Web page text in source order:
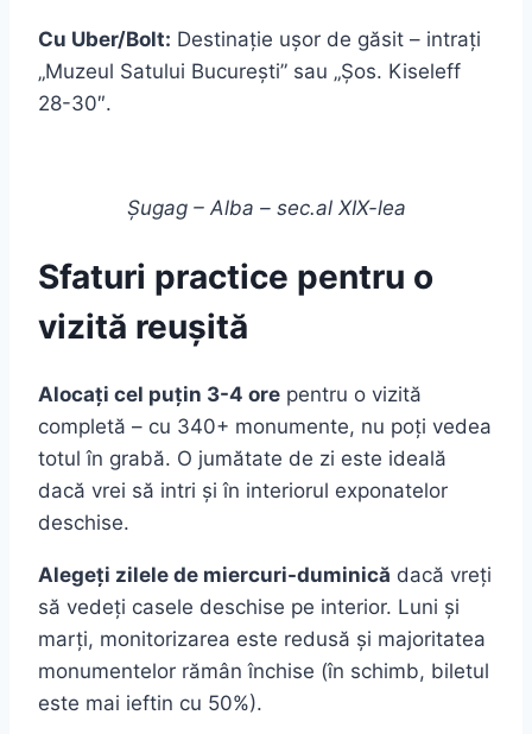
Cu Uber/Bolt: Destinație ușor de găsit – intrați
„Muzeul Satului București” sau „Șos. Kiseleff
28-30″.
Șugag – Alba – sec.al XIX-lea
Sfaturi practice pentru o
vizită reușită
Alocați cel puțin 3-4 ore pentru o vizită
completă – cu 340+ monumente, nu poți vedea
totul în grabă. O jumătate de zi este ideală
dacă vrei să intri și în interiorul exponatelor
deschise.
Alegeți zilele de miercuri-duminică dacă vreți
să vedeți casele deschise pe interior. Luni și
marți, monitorizarea este redusă și majoritatea
monumentelor rămân închise (în schimb, biletul
este mai ieftin cu 50%).